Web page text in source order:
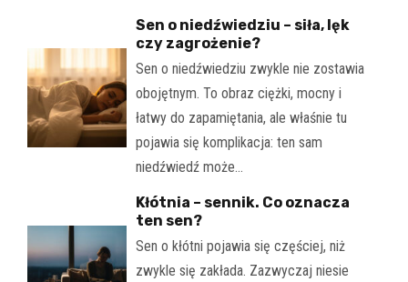
Sen o niedźwiedziu – siła, lęk
czy zagrożenie?
Sen o niedźwiedziu zwykle nie zostawia
obojętnym. To obraz ciężki, mocny i
łatwy do zapamiętania, ale właśnie tu
pojawia się komplikacja: ten sam
niedźwiedź może…
Kłótnia – sennik. Co oznacza
ten sen?
Sen o kłótni pojawia się częściej, niż
zwykle się zakłada. Zazwyczaj niesie